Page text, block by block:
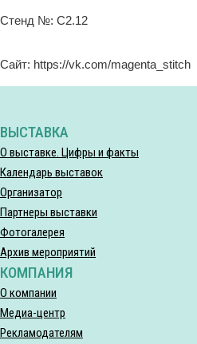
Стенд №: C2.12
Сайт: https://vk.com/magenta_stitch
ВЫСТАВКА
О выставке. Цифры и факты
Календарь выставок
Организатор
Партнеры выставки
Фотогалерея
Архив мероприятий
КОМПАНИЯ
О компании
Медиа-центр
Рекламодателям